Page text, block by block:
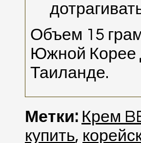
Объем 15
Южной Корее
Таиланде.
Метки: Крем
купить,